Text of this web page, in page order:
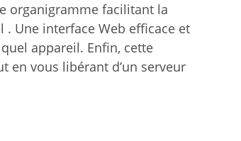
organigramme facilitant la
Une interface Web efficace et
appareil. Enfin, cette
en vous libérant d’un serveur